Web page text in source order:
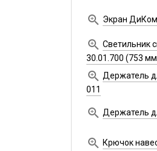
 Экран
 Светильник
30.01.700 (753
 Держатель
011
 Держатель
 Крючок